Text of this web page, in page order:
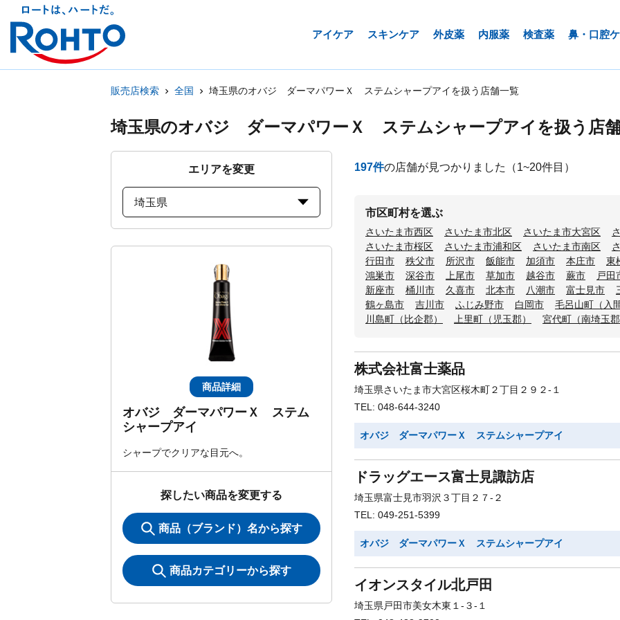
アイケア スキンケア 外皮薬 内服薬 検査薬 鼻・口腔
販売店検索 全国 埼玉県のオバジ ダーマパワーＸ ステムシャープアイを扱う店舗一覧
埼玉県のオバジ ダーマパワーＸ ステムシャープアイを扱う店
エリアを変更
埼玉県
商品詳細
オバジ ダーマパワーＸ ステム
シャープアイ
シャープでクリアな目元へ。
探したい商品を変更する
商品（ブランド）名から探す
商品カテゴリーから探す
197件の店舗が見つかりました （1~20件目）
市区町村を選ぶ
さいたま市西区 さいたま市北区 さいたま市大宮区
さいたま市桜区
さいたま市浦和区 さいたま市南区
行田市
秩父市 所沢市 飯能市 加須市 本庄市 東
鴻巣市
深谷市 上尾市 草加市 越谷市 蕨市 戸田
新座市
桶川市 久喜市 北本市 八潮市 富士見市
鶴ヶ島市
吉川市 ふじみ野市 白岡市 毛呂山町（入
川島町（比企郡）
上里町（児玉郡） 宮代町（南埼玉郡
株式会社富士薬品
埼玉県さいたま市大宮区桜木町２丁目２９２-１
TEL: 048-644-3240
オバジ ダーマパワーＸ ステムシャープアイ
ドラッグエース富士見諏訪店
埼玉県富士見市羽沢３丁目２７-２
TEL: 049-251-5399
オバジ ダーマパワーＸ ステムシャープアイ
イオンスタイル北戸田
埼玉県戸田市美女木東１-３-１